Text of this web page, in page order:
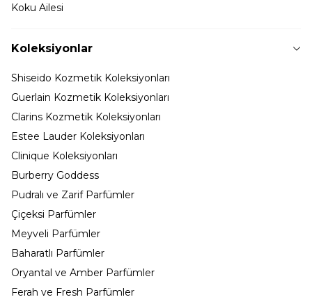
Koku Ailesi
Koleksiyonlar
Shiseido Kozmetik Koleksiyonları
Guerlain Kozmetik Koleksiyonları
Clarins Kozmetik Koleksiyonları
Estee Lauder Koleksiyonları
Clinique Koleksiyonları
Burberry Goddess
Pudralı ve Zarif Parfümler
Çiçeksi Parfümler
Meyveli Parfümler
Baharatlı Parfümler
Oryantal ve Amber Parfümler
Ferah ve Fresh Parfümler